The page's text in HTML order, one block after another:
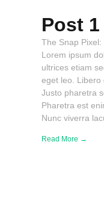
Post 1
The Snap
Lorem ipsum
ultrices etiam
eget leo. Libero
Justo pharetra
Pharetra est
Nunc viverra
Read More →